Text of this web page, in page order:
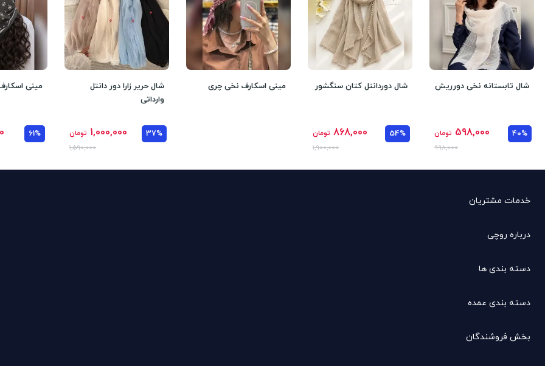
شال تابستانه نخی دورریش
40%
598,000 تومان
998,000
شال دوردانتل کتان سنگشور
54%
868,000 تومان
1,900,000
مینی اسکارف نخی چری
شال حریر زارا دور دانتل
وارداتی
37%
1,000,000 تومان
1,590,000
مینی
61%
خدمات مشتریان
درباره روچی
دسته بندی ها
دسته بندی عمده
بخش فروشندگان